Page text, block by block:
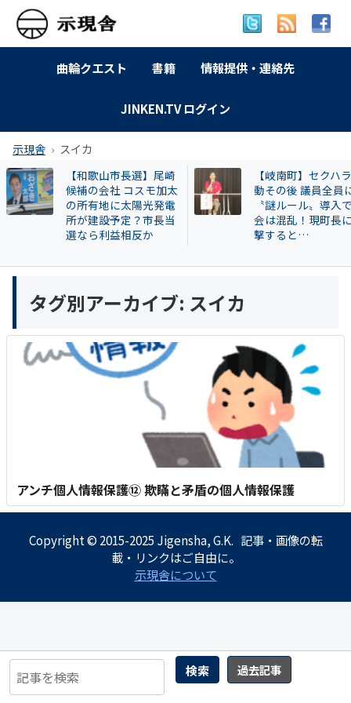
曲輪クエスト 書籍 情報提供・連絡先
JINKEN.TV ログイン
示現舎 スイカ
【和歌山市長選】尾崎
候補の会社 コスモ加太
の所有地に太陽光発電
所が建設予定？市長当
選なら利益相反か
【岐南町】セクハ
動その後 議員全員
〝謎ルール〟導入
会は混乱！現町長
撃すると…
検索 過去記事
タグ別アーカイブ: スイカ
アンチ個人情報保護⑫ 欺瞞と矛盾の個人情報保護
Copyright © 2015-2025 Jigensha, G.K. 記事・画像の転
載・リンクはご自由に。
示現舎について